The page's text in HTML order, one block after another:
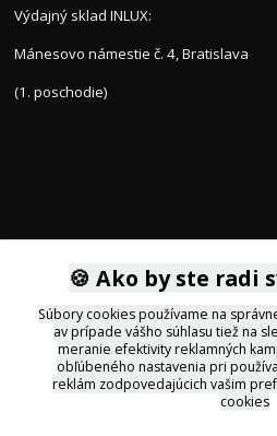
Výdajný sklad INLUX:
Mánesovo námestie č. 4, Bratislava
(1. poschodie)
KONTAKTY
+421 905 564434
svietidla@inlux.sk
🍪 Ako by ste radi
Súbory cookies používame na
av prípade vášho súhlasu tiež na
meranie efektivity reklamných
obľúbeného nastavenia pri
reklám zodpovedajúcich vašim
cookies